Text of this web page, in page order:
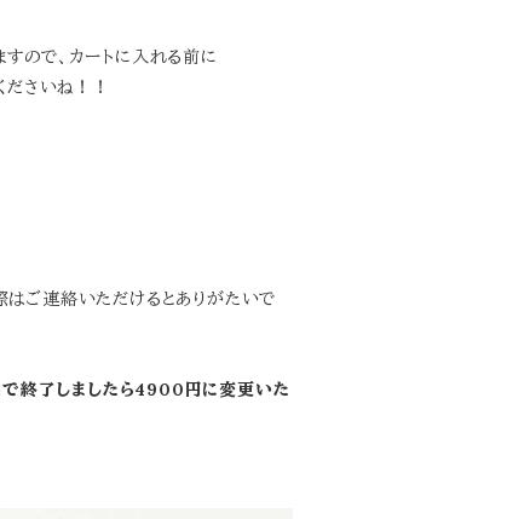
ので、カートに入れる前に
ださいね！！
ご連絡いただけるとありがたいで
で終了しましたら4900円に変更いた